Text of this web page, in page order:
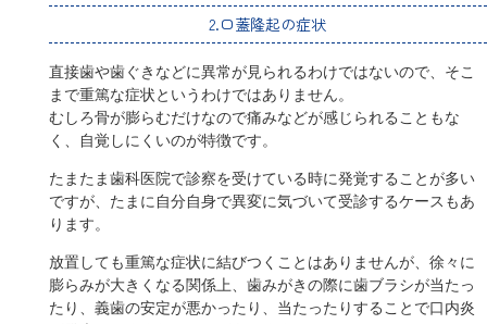
2.口蓋隆起の症状
直接歯や歯ぐきなどに異常が見られるわけではないので、そこ
まで重篤な症状というわけではありません。
むしろ骨が膨らむだけなので痛みなどが感じられることもな
く、自覚しにくいのが特徴です。
たまたま歯科医院で診察を受けている時に発覚することが多い
ですが、たまに自分自身で異変に気づいて受診するケースもあ
ります。
放置しても重篤な症状に結びつくことはありませんが、徐々に
膨らみが大きくなる関係上、歯みがきの際に歯ブラシが当たっ
たり、義歯の安定が悪かったり、当たったりすることで口内炎